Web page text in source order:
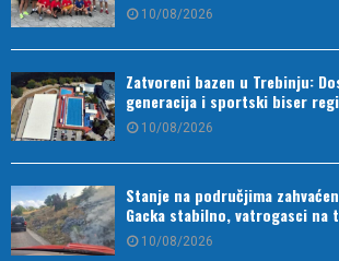
10/08/2026
Zatvoreni bazen u Trebinju:
generacija i sportski biser
10/08/2026
Stanje na područjima
Gacka stabilno, vatrogasci na
10/08/2026